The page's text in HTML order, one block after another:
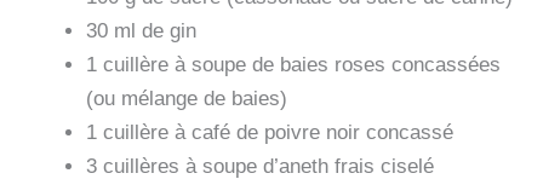
30 ml de gin
1 cuillère à soupe de baies roses concassées
(ou mélange de baies)
1 cuillère à café de poivre noir concassé
3 cuillères à soupe d’aneth frais ciselé